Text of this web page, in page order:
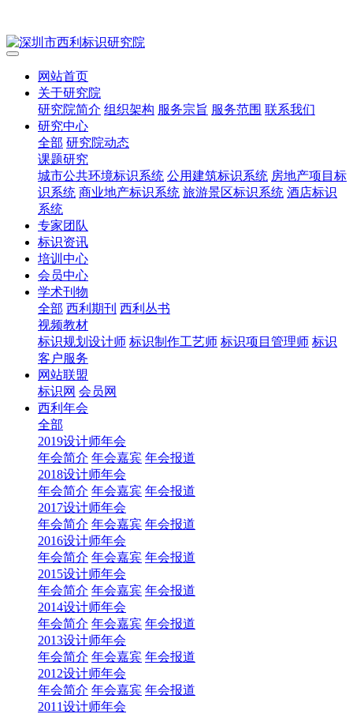
网站首页
关于研究院
研究院简介 组织架构 服务宗旨 服务范围 联系我们
研究中心
全部 研究院动态
课题研究
城市公共环境标识系统 公用建筑标识系统 房地产项目标
识系统 商业地产标识系统 旅游景区标识系统 酒店标识
系统
专家团队
标识资讯
培训中心
会员中心
学术刊物
全部 西利期刊 西利丛书
视频教材
标识规划设计师 标识制作工艺师 标识项目管理师 标识
客户服务
网站联盟
标识网 会员网
西利年会
全部
2019设计师年会
年会简介 年会嘉宾 年会报道
2018设计师年会
年会简介 年会嘉宾 年会报道
2017设计师年会
年会简介 年会嘉宾 年会报道
2016设计师年会
年会简介 年会嘉宾 年会报道
2015设计师年会
年会简介 年会嘉宾 年会报道
2014设计师年会
年会简介 年会嘉宾 年会报道
2013设计师年会
年会简介 年会嘉宾 年会报道
2012设计师年会
年会简介 年会嘉宾 年会报道
2011设计师年会